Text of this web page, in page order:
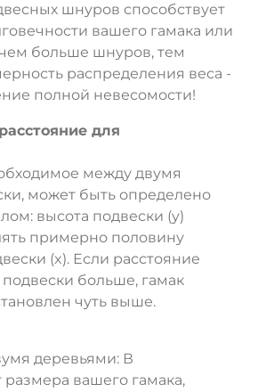
шнуров способствует
вашего гамака или
чем больше шнуров, тем
распределения веса -
полной невесомости!
для
между двумя
может быть определено
высота подвески (y)
примерно половину
(x). Если расстояние
больше, гамак
чуть выше.
деревьями: В
размера вашего гамака,